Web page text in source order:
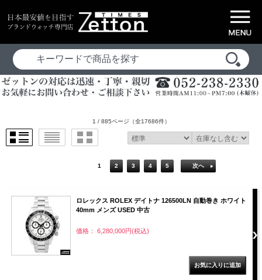
1 / 885ページ （全17686件）
1 2 3 4 5 次へ
ロレックス ROLEX デイトナ 126500LN 自動巻き ホワイト
40mm メンズ USED 中古
価格： 6,280,000円(税込)